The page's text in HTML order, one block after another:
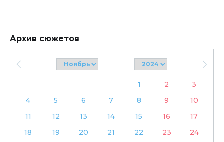
Архив сюжетов
1 2
3
4
5 6 7 8 9
10
11
12 13 14 15 16
17
18
19 20 21 22 23 24